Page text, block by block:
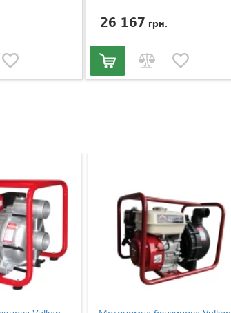
26 167 грн.